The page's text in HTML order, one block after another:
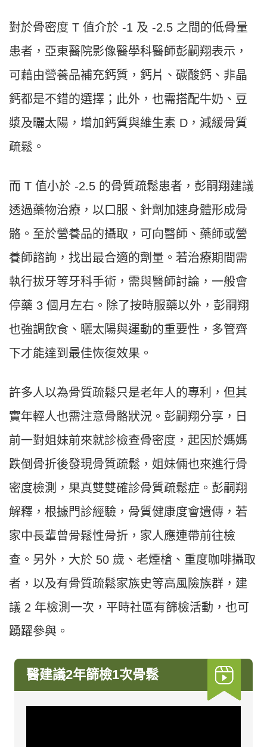
對於骨密度 T 值介於 -1 及 -2.5 之間的低骨量
患者，亞東醫院影像醫學科醫師彭嗣翔表示，
可藉由營養品補充鈣質，鈣片、碳酸鈣、非晶
鈣都是不錯的選擇；此外，也需搭配牛奶、豆
漿及曬太陽，增加鈣質與維生素 D，減緩骨質
疏鬆。
而 T 值小於 -2.5 的骨質疏鬆患者，彭嗣翔建議
透過藥物治療，以口服、針劑加速身體形成骨
骼。至於營養品的攝取，可向醫師、藥師或營
養師諮詢，找出最合適的劑量。若治療期間需
執行拔牙等牙科手術，需與醫師討論，一般會
停藥 3 個月左右。除了按時服藥以外，彭嗣翔
也強調飲食、曬太陽與運動的重要性，多管齊
下才能達到最佳恢復效果。
許多人以為骨質疏鬆只是老年人的專利，但其
實年輕人也需注意骨骼狀況。彭嗣翔分享，日
前一對姐妹前來就診檢查骨密度，起因於媽媽
跌倒骨折後發現骨質疏鬆，姐妹倆也來進行骨
密度檢測，果真雙雙確診骨質疏鬆症。彭嗣翔
解釋，根據門診經驗，骨質健康度會遺傳，若
家中長輩曾骨鬆性骨折，家人應連帶前往檢
查。另外，大於 50 歲、老煙槍、重度咖啡攝取
者，以及有骨質疏鬆家族史等高風險族群，建
議 2 年檢測一次，平時社區有篩檢活動，也可
踴躍參與。
醫建議2年篩檢1次骨鬆